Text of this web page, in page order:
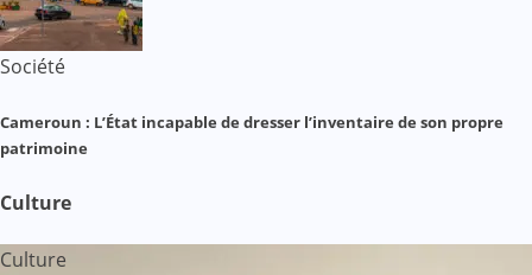
Société
Cameroun : L’État incapable de dresser l’inventaire de son propre
patrimoine
Culture
Culture